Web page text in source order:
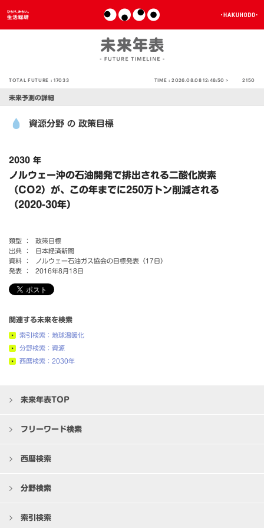
TOTAL FUTURE :17033 TIME :2026.08.08 12:48:50 > 2150
未来予測の詳細
資源分野 の 政策目標
2030 年
ノルウェー沖の石油開発で排出される二酸化炭素
（CO2）が、この年までに250万トン削減される
（2020-30年）
類型 ：
政策目標
出典 ：
日本経済新聞
資料 ：
ノルウェー石油ガス協会の目標発表（17日）
発表 ：
2016年8月18日
関連する未来を検索
索引検索：地球温暖化
分野検索：資源
西暦検索：2030年
未来年表TOP
フリーワード検索
西暦検索
分野検索
索引検索